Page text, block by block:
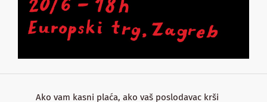
Ako vam kasni plaća, ako vaš poslodavac krši